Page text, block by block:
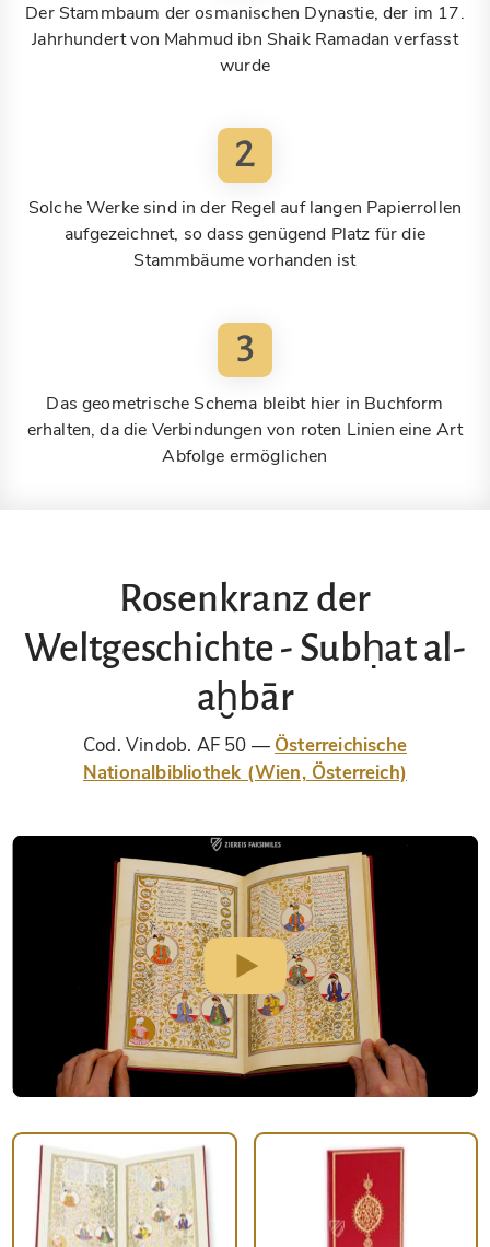
Der Stammbaum der osmanischen Dynastie, der im 17.
Jahrhundert von Mahmud ibn Shaik Ramadan verfasst
wurde
2
Solche Werke sind in der Regel auf langen Papierrollen
aufgezeichnet, so dass genügend Platz für die
Stammbäume vorhanden ist
3
Das geometrische Schema bleibt hier in Buchform
erhalten, da die Verbindungen von roten Linien eine Art
Abfolge ermöglichen
Rosenkranz der
Weltgeschichte - Subḥat al-
aḫbār
Cod. Vindob. AF 50
Österreichische
Nationalbibliothek (Wien, Österreich)